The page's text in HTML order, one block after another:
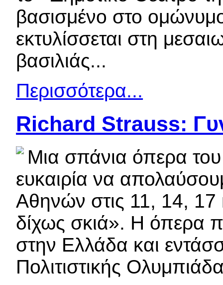
βασισμένο στο
εκτυλίσσεται στη
βασιλιάς...
Περισσότερα...
Richard Strauss:
Μια σπάνια όπερα
ευκαιρία να
Αθηνών στις 11, 14, 17
δίχως σκιά». Η όπερα
στην Ελλάδα και
Πολιτιστικής